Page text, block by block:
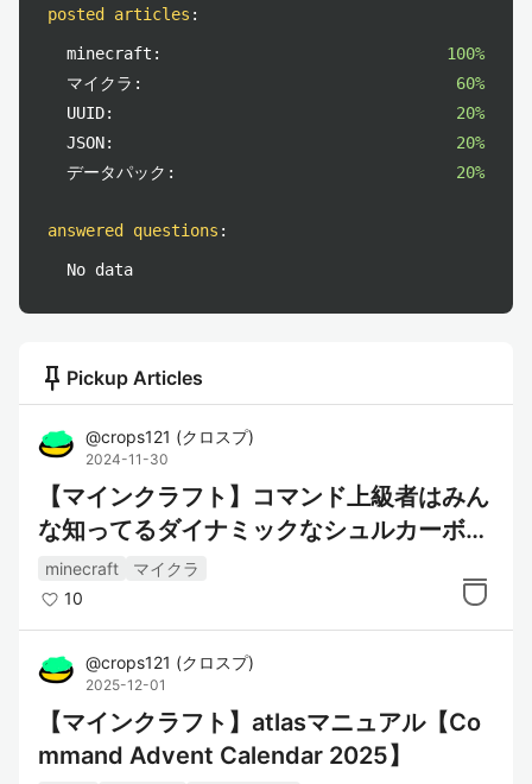
posted articles :
minecraft:
100%
マイクラ:
60%
UUID:
20%
JSON:
20%
データパック:
20%
answered questions :
No data
push_pin Pickup Articles
@crops121 (クロスプ)
2024-11-30
【マインクラフト】コマンド上級者はみん
な知ってるダイナミックなシュルカーボッ
クスでコンテナを上書きするやつ【Comm
and Advent Calendar 2024】
minecraft
マイクラ
10
@crops121 (クロスプ)
2025-12-01
【マインクラフト】atlasマニュアル【Co
mmand Advent Calendar 2025】